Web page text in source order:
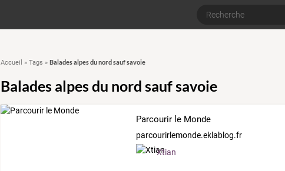
Accueil » Tags » Balades alpes du nord sauf savoie
Balades alpes du nord sauf savoie
Parcourir le Monde
parcourirlemonde.eklablog.fr
Xtian